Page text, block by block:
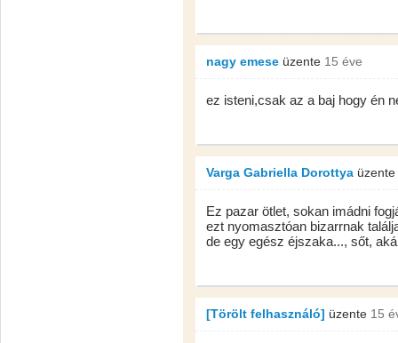
nagy emese üzente 15 éve
ez isteni,csak az a baj hogy én
Varga Gabriella Dorottya üzente
Ez pazar ötlet, sokan imádni
ezt nyomasztóan bizarrnak
de egy egész éjszaka..., sőt,
[Törölt felhasználó] üzente 15